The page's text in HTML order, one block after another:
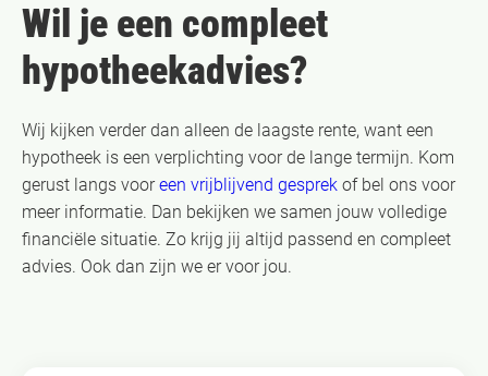
Wil je een compleet
hypotheekadvies?
Wij kijken verder dan alleen de laagste rente, want een
hypotheek is een verplichting voor de lange termijn. Kom
gerust langs vooreen vrijblijvend gesprek of bel ons voor
meer informatie. Dan bekijken we samen jouw volledige
financiële situatie. Zo krijg jij altijd passend en compleet
advies. Ook dan zijn we er voor jou.